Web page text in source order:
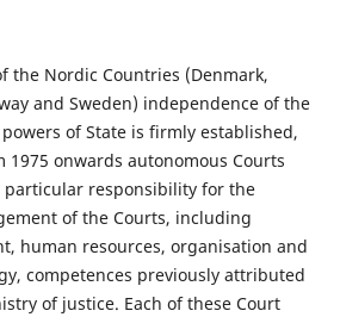
the Nordic Countries (Denmark,
and Sweden) independence of the
of State is firmly established,
onwards autonomous Courts
responsibility for the
of the Courts, including
human resources, organisation and
competences previously attributed
of justice. Each of these Court